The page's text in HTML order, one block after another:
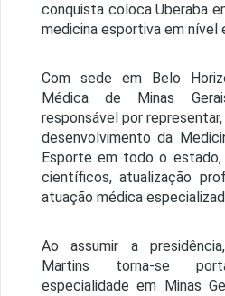
conquista coloca Uberaba
medicina esportiva em nível
Com sede em Belo
Médica de Minas
responsável por
desenvolvimento da
Esporte em todo o
científicos, atualização
atuação médica
Ao assumir a
Martins torna-se
especialidade em Minas